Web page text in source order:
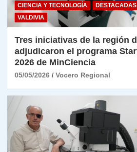
CIENCIA Y TECNOLOGÍA DESTACADAS
VALDIVIA
Tres iniciativas de la región
adjudicaron el programa
2026 de MinCiencia
05/05/2026 Vocero Regional